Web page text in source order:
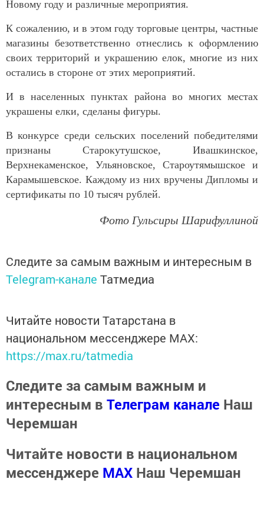
Новому году и различные мероприятия.
К сожалению, и в этом году торговые центры, частные
магазины безответственно отнеслись к оформлению
своих территорий и украшению елок, многие из них
остались в стороне от этих мероприятий.
И в населенных пунктах района во многих местах
украшены елки, сделаны фигуры.
В конкурсе среди сельских поселений победителями
признаны Старокутушское, Ивашкинское,
Верхнекаменское, Ульяновское, Староутямышское и
Карамышевское. Каждому из них вручены Дипломы и
сертификаты по 10 тысяч рублей.
Фото Гульсиры Шарифуллиной
Следите за самым важным и интересным в
Telegram-канале Татмедиа
Читайте новости Татарстана в
национальном мессенджере MАХ:
https://max.ru/tatmedia
Следите за самым важным и
интересным в Телеграм канале Наш
Черемшан
Читайте новости в национальном
мессенджере MАХ Наш Черемшан